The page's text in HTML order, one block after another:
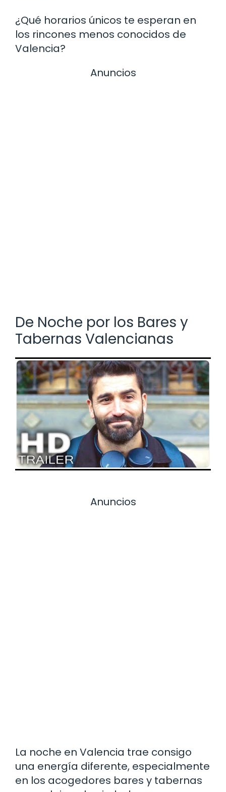
¿Qué horarios únicos te esperan en
los rincones menos conocidos de
Valencia?
Anuncios
De Noche por los Bares y
Tabernas Valencianas
Anuncios
La noche en Valencia trae consigo
una energía diferente, especialmente
en los acogedores bares y tabernas